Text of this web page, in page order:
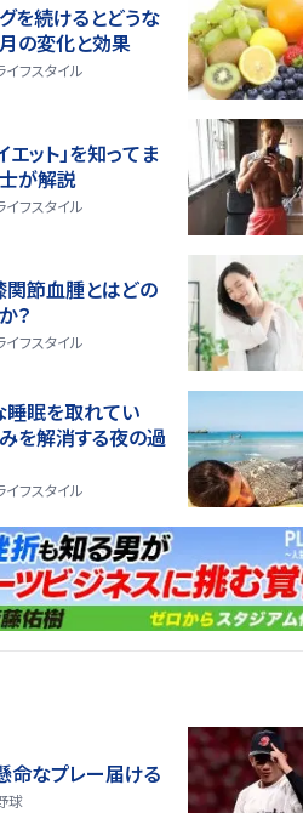
を続けるとどうな
の変化と効果
イフスタイル
エット」を知ってま
が解説
イフスタイル
関節血腫とはどの
？
イフスタイル
眠を取れてい
を解消する夜の過
イフスタイル
命なプレー届ける
球